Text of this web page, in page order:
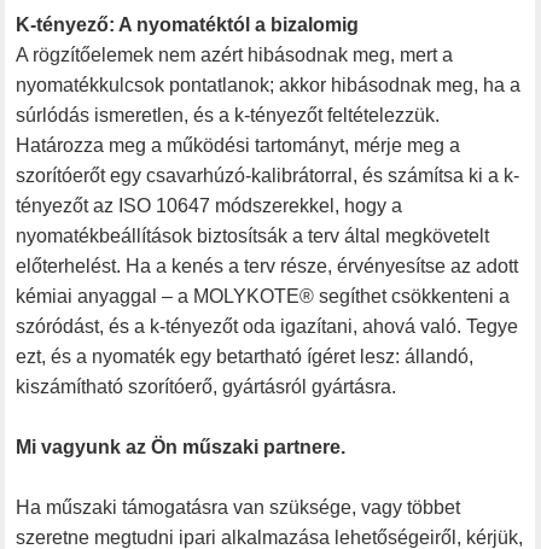
K-tényező: A nyomatéktól a bizalomig
A rögzítőelemek nem azért hibásodnak meg, mert a
nyomatékkulcsok pontatlanok; akkor hibásodnak meg, ha a
súrlódás ismeretlen, és a k-tényezőt feltételezzük.
Határozza meg a működési tartományt, mérje meg a
szorítóerőt egy csavarhúzó-kalibrátorral, és számítsa ki a k-
tényezőt az ISO 10647 módszerekkel, hogy a
nyomatékbeállítások biztosítsák a terv által megkövetelt
előterhelést. Ha a kenés a terv része, érvényesítse az adott
kémiai anyaggal – a MOLYKOTE® segíthet csökkenteni a
szóródást, és a k-tényezőt oda igazítani, ahová való. Tegye
ezt, és a nyomaték egy betartható ígéret lesz: állandó,
kiszámítható szorítóerő, gyártásról gyártásra.
Mi vagyunk az Ön műszaki partnere.
Ha műszaki támogatásra van szüksége, vagy többet
szeretne megtudni ipari alkalmazása lehetőségeiről, kérjük,